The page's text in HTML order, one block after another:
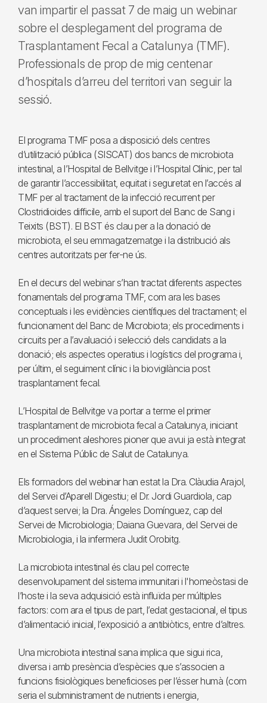
van impartir el passat 7 de maig un webinar
sobre el desplegament del programa de
Trasplantament Fecal a Catalunya (TMF).
Professionals de prop de mig centenar
d’hospitals d’arreu del territori van seguir la
sessió.
El programa TMF posa a disposició dels centres
d’utilització pública (SISCAT) dos bancs de microbiota
intestinal, a l’Hospital de Bellvitge i l’Hospital Clínic, per tal
de garantir l’accessibilitat, equitat i seguretat en l’accés al
TMF per al tractament de la infecció recurrent per
Clostridioides difficile, amb el suport del Banc de Sang i
Teixits (BST). El BST és clau per a la donació de
microbiota, el seu emmagatzematge i la distribució als
centres autoritzats per fer-ne ús.
En el decurs del webinar s’han tractat diferents aspectes
fonamentals del programa TMF, com ara les bases
conceptuals i les evidències científiques del tractament; el
funcionament del Banc de Microbiota; els procediments i
circuits per a l’avaluació i selecció dels candidats a la
donació; els aspectes operatius i logístics del programa i,
per últim, el seguiment clínic i la biovigilància post
trasplantament fecal.
L’Hospital de Bellvitge va portar a terme el primer
trasplantament de microbiota fecal a Catalunya, iniciant
un procediment aleshores pioner que avui ja està integrat
en el Sistema Públic de Salut de Catalunya.
Els formadors del webinar han estat la Dra. Clàudia Arajol,
del Servei d’Aparell Digestiu; el Dr. Jordi Guardiola, cap
d’aquest servei; la Dra. Ángeles Domínguez, cap del
Servei de Microbiologia; Daiana Guevara, del Servei de
Microbiologia, i la infermera Judit Orobitg.
La microbiota intestinal és clau pel correcte
desenvolupament del sistema immunitari i l'homeòstasi de
l’hoste i la seva adquisició està influïda per múltiples
factors: com ara el tipus de part, l’edat gestacional, el tipus
d’alimentació inicial, l’exposició a antibiòtics, entre d’altres.
Una microbiota intestinal sana implica que sigui rica,
diversa i amb presència d’espècies que s’associen a
funcions fisiològiques beneficioses per l’ésser humà (com
seria el subministrament de nutrients i energia,